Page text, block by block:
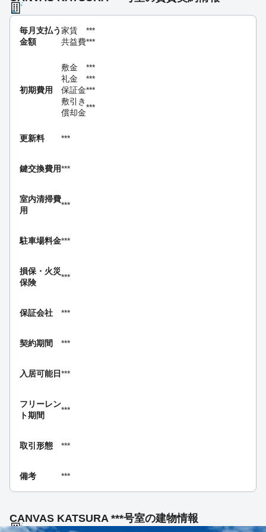
毎月支払う
金額
家賃
***
共益費***
初期費用
敷金
***
礼金
***
保証金***
敷引き
償却金
***
更新料 ***
鍵交換費用***
室内清掃費
用
***
駐車場料金***
損保・ 火災
保険
***
保証会社 ***
契約期間 ***
入居可能日***
フリーレン
ト期間
***
取引形態 ***
備考 ***
CANVAS KATSURA ***号室の建物情報